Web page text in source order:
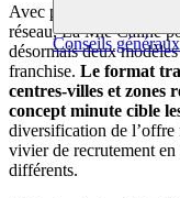
Conseils généraux
Avec plus de 2 600
réseau, La Mie Câline
désormais deux
franchise. Le format
centres-villes et zones
concept minute cible
diversification de l’offre
vivier de recrutement en
différents.